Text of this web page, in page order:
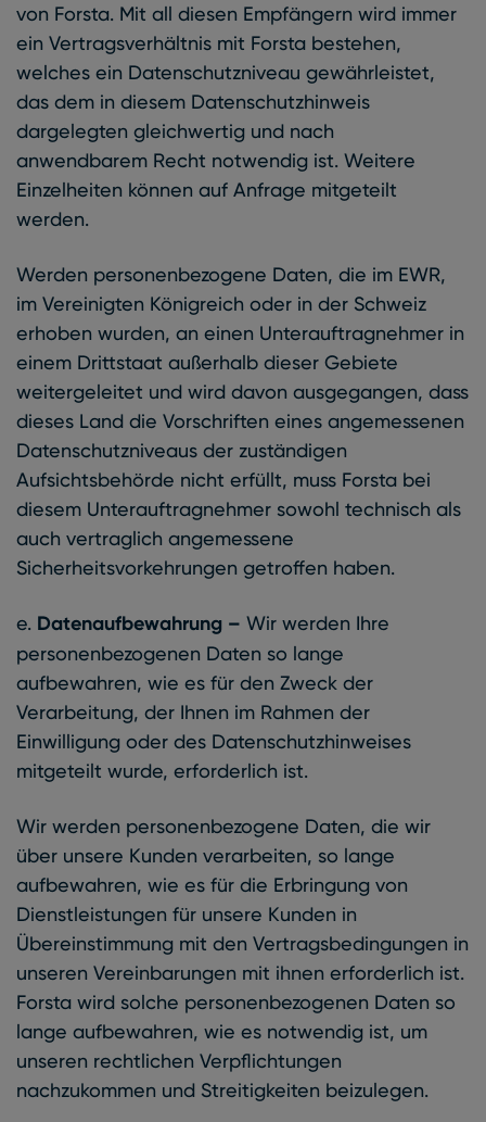
von Forsta. Mit all diesen Empfängern wird immer
ein Vertragsverhältnis mit Forsta bestehen,
welches ein Datenschutzniveau gewährleistet,
das dem in diesem Datenschutzhinweis
dargelegten gleichwertig und nach
anwendbarem Recht notwendig ist. Weitere
Einzelheiten können auf Anfrage mitgeteilt
werden.
Werden personenbezogene Daten, die im EWR,
im Vereinigten Königreich oder in der Schweiz
erhoben wurden, an einen Unterauftragnehmer in
einem Drittstaat außerhalb dieser Gebiete
weitergeleitet und wird davon ausgegangen, dass
dieses Land die Vorschriften eines angemessenen
Datenschutzniveaus der zuständigen
Aufsichtsbehörde nicht erfüllt, muss Forsta bei
diesem Unterauftragnehmer sowohl technisch als
auch vertraglich angemessene
Sicherheitsvorkehrungen getroffen haben.
e. Datenaufbewahrung – Wir werden Ihre
personenbezogenen Daten so lange
aufbewahren, wie es für den Zweck der
Verarbeitung, der Ihnen im Rahmen der
Einwilligung oder des Datenschutzhinweises
mitgeteilt wurde, erforderlich ist.
Wir werden personenbezogene Daten, die wir
über unsere Kunden verarbeiten, so lange
aufbewahren, wie es für die Erbringung von
Dienstleistungen für unsere Kunden in
Übereinstimmung mit den Vertragsbedingungen in
unseren Vereinbarungen mit ihnen erforderlich ist.
Forsta wird solche personenbezogenen Daten so
lange aufbewahren, wie es notwendig ist, um
unseren rechtlichen Verpflichtungen
nachzukommen und Streitigkeiten beizulegen.